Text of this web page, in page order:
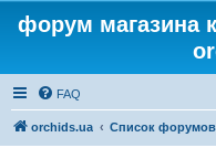
форум магазина
FAQ
orchids.ua Список форумов